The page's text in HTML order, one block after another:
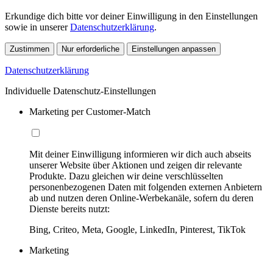
Erkundige dich bitte vor deiner Einwilligung in den Einstellungen
sowie in unsererDatenschutzerklärung.
Zustimmen Nur erforderliche Einstellungen anpassen
Datenschutzerklärung
Individuelle Datenschutz-Einstellungen
Marketing per Customer-Match
Mit deiner Einwilligung informieren wir dich auch abseits
unserer Website über Aktionen und zeigen dir relevante
Produkte. Dazu gleichen wir deine verschlüsselten
personenbezogenen Daten mit folgenden externen Anbietern
ab und nutzen deren Online-Werbekanäle, sofern du deren
Dienste bereits nutzt:
Bing, Criteo, Meta, Google, LinkedIn, Pinterest, TikTok
Marketing